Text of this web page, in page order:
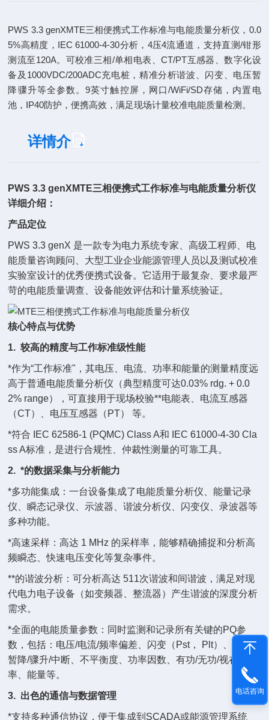
PWS 3.3 genXMTE三相便携式工作标准与电能质量分析仪，0.0
5%高精度，IEC 61000-4-30分析，4压4流通道，支持直测/钳形
测流至120A。可校准三相/单相电表、CT/PT互感器、数字化设
备及1000VDC/200ADC充电桩，精准分析谐波、闪变、电压暂
降骤升等全参数。9英寸触控屏，网口/WiFi/SD存储，内置电
池，IP40防护，便携高效，满足现场计量校准电能质量检测。
详情介
PWS 3.3 genX MTE三相便携式工作标准与电能质量分析仪
详细介绍：
产品定位
PWS 3.3 genX 是一款专为电力系统专家、高级工程师、电
能质量咨询顾问、大型工业企业能源管理人员以及测试校准
实验室设计的优秀便携式设备。它适用于最复杂、要求最严
苛的电能质量调查、设备能效评估和计量系统验证。
核心特点与优势
1. 较高的精度与工作标准级性能
*作为“工作标准"，其电压、电流、功率和能量的测量精度远
高于普通电能质量分析仪（典型精度可达0.03% rdg. + 0.0
2% range），可直接用于现场校验**电能表、电流互感器
（CT）、电压互感器（PT） 等。
*符合 IEC 62586-1 (PQMC) Class A和 IEC 61000-4-30 Cla
ss A标准，是进行合规性、仲裁性测量的可靠工具。
2. *的数据采集与分析能力
*多功能集成：一台设备集成了电能质量分析仪、能量记录
仪、瞬态记录仪、示波器、谐波分析仪、闪变仪、录波器等
多种功能。
*高速采样：高达 1 MHz 的采样率，能够精确捕捉和分析高
频瞬态、快速电压变化等复杂事件。
**的谐波分析：可分析高达 511次谐波和间谐波，满足对现
代电力电子设备（如变频器、整流器）产生谐波的深度分析
需求。
*全面的电能质量参数：同时监测和记录所有关键的PQ参
数，包括：电压/电流/频率偏差、闪变（Pst， Plt）、电压
暂降/骤升/中断、不平衡度、功率因数、有功/无功/视在功
率、能量等。
3. 出色的通信与数据管理
*支持多种通信协议，便于集成到SCADA或能源管理系统
电话咨询